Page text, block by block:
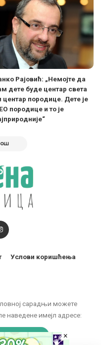
Рајовић: „Немојте да
дете буде центар света
центар породице. Дете је
породице и то је
сарадњи можете
наведене имејл адресе:
Услови коришћења
×